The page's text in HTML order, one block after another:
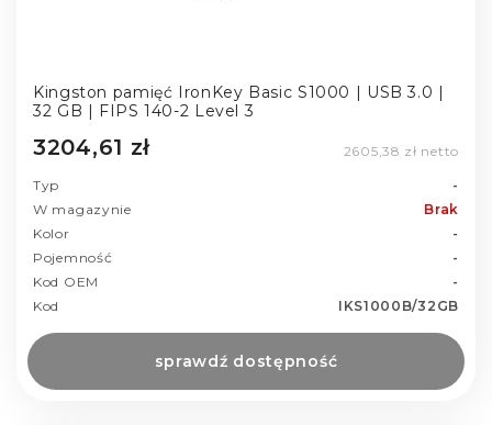
Kingston pamięć IronKey Basic S1000 | USB 3.0 |
32 GB | FIPS 140-2 Level 3
3204,61 zł 2605,38 zł netto
Typ
-
W magazynie
Brak
Kolor
-
Pojemność
-
Kod OEM
-
Kod
IKS1000B/32GB
sprawdź dostępność